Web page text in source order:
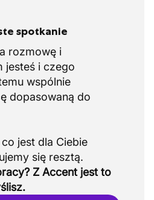
spotkanie
rozmowę i
jesteś i czego
wspólnie
dopasowaną do
jest dla Ciebie
Z Accent jest to